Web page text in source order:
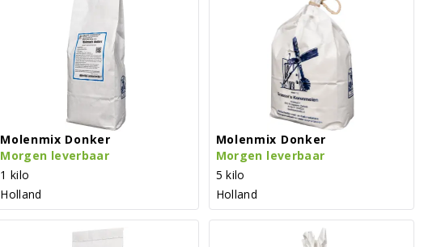
Molenmix Donker
Morgen leverbaar
1 kilo
Holland
Molenmix Donker
Morgen leverbaar
5 kilo
Holland